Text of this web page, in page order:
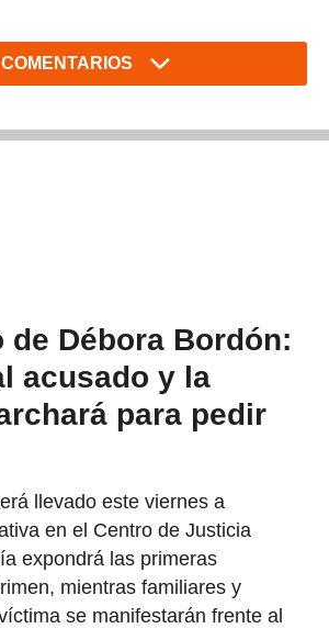
COMENTARIOS